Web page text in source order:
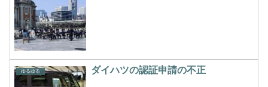
ゆるゆる ダイハツの認証申請の不正